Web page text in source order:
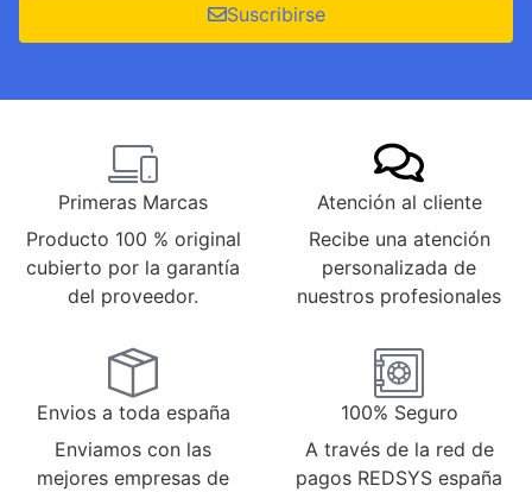
Suscribirse
Primeras Marcas
Producto 100 % original
cubierto por la garantía
del proveedor.
Atención al cliente
Recibe una atención
personalizada de
nuestros profesionales
Envios a toda españa
Enviamos con las
mejores empresas de
100% Seguro
A través de la red de
pagos REDSYS españa